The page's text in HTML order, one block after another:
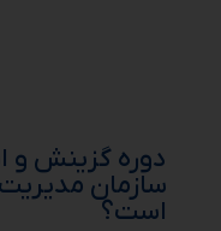
دوره گزینش و
سازمان
است؟